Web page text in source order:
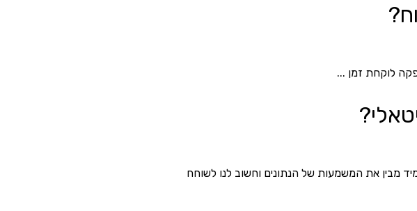
לוקחת זמן ...
מבין את המשמעות של הנתונים וחשוב לנו לשוחח